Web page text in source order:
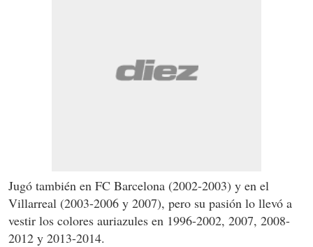
Jugó también en FC Barcelona (2002-2003) y en el
Villarreal (2003-2006 y 2007), pero su pasión lo llevó a
vestir los colores auriazules en 1996-2002, 2007, 2008-
2012 y 2013-2014.